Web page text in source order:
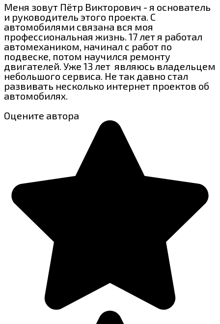
Меня зовут Пётр Викторович - я основатель
и руководитель этого проекта. С
автомобилями связана вся моя
профессиональная жизнь. 17 лет я работал
автомехаником, начинал с работ по
подвеске, потом научился ремонту
двигателей. Уже 13 лет являюсь владельцем
небольшого сервиса. Не так давно стал
развивать несколько интернет проектов об
автомобилях.
Оцените автора